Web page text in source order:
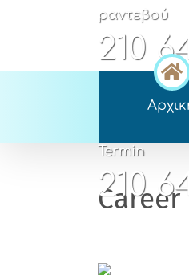
ραντεβού
210
appointment
210
Termin
210